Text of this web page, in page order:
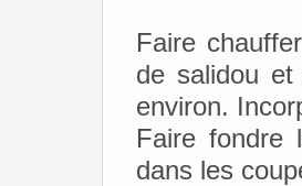
Faire
de salidou
environ.
Faire fondre
dans les